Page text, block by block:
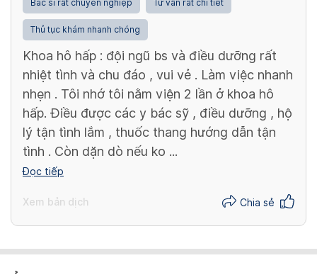
Bác sĩ rất chuyên nghiệp Tư vấn rất chi tiết
Thủ tục khám nhanh chóng
Khoa hô hấp : đội ngũ bs và điều dưỡng rất
nhiệt tình và chu đáo , vui vẻ . Làm việc nhanh
nhẹn . Tôi nhớ tôi nằm viện 2 lần ở khoa hô
hấp. Điều được các y bác sỹ , điều dưỡng , hộ
lý tận tình lắm , thuốc thang hướng dẫn tận
tình . Còn dặn dò nếu ko ...
Đọc tiếp
Xem bản dịch Chia sẻ